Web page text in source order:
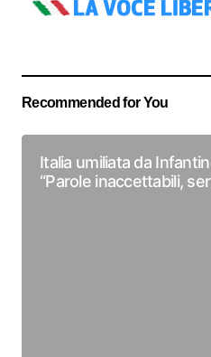
Recommended for You
Italia umiliata da
“Parole inaccettabili,